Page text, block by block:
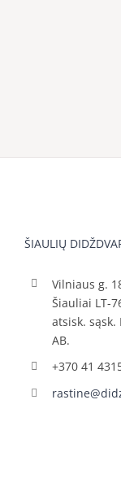
ŠIAULIŲ
Vilniaus g.
Šiauliai LT-
atsisk. sąsk.
AB.
+370 41